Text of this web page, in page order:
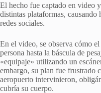
El hecho fue captado en video
distintas plataformas,
redes sociales.
En el video, se observa cómo
persona hasta la báscula de
«equipaje» utilizando un
embargo, su plan fue frustrado
aeropuerto intervinieron,
cubría su cuerpo.